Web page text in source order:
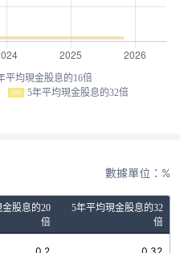
平均現金股息的16倍
5年平均現金股息的32倍
數據單位：%
股息的20
倍
5年平均現金股息的32
倍